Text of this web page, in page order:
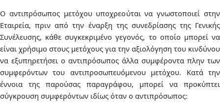
Ο αντιπρόσωπος μετόχου υποχρεούται να γνωστοποιεί στην
Εταιρεία, πριν από την έναρξη της συνεδρίασης της Γενικής
Συνέλευσης, κάθε συγκεκριμένο γεγονός, το οποίο μπορεί να
είναι χρήσιμο στους μετόχους για την αξιολόγηση του κινδύνου
να εξυπηρετήσει ο αντιπρόσωπος άλλα συμφέροντα πλην των
συμφερόντων του αντιπροσωπευόμενου μετόχου. Κατά την
έννοια της παρούσας παραγράφου, μπορεί να προκύπτει
σύγκρουση συμφερόντων ιδίως όταν ο αντιπρόσωπος: